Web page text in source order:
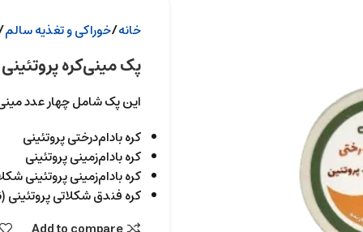
خانه خوراکی و تغذیه سالم
پک مینی‌کره پروتئینی
این پک شامل چهار عدد
کره بادام‌درختی پروتئینی
کره بادام‌زمینی پروتئینی
کره بادام‌زمینی پروتئینی
کره فندق شکلاتی پروتئینی